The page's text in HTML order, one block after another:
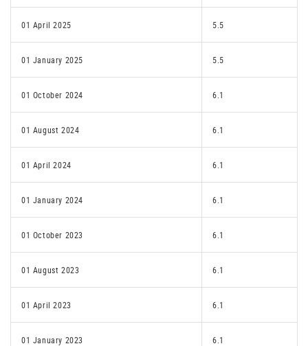
01 April 2025 5.5
01 January 2025 5.5
01 October 2024 6.1
01 August 2024 6.1
01 April 2024 6.1
01 January 2024 6.1
01 October 2023 6.1
01 August 2023 6.1
01 April 2023 6.1
01 January 2023 6.1